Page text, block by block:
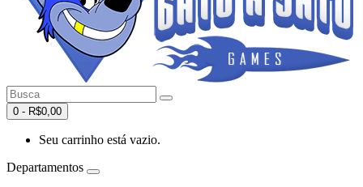
0 - R$0,00
Seu carrinho está vazio.
Departamentos